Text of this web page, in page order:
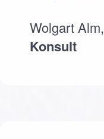
Wolgart Alm,
Konsult